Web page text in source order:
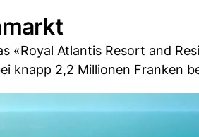
«Royal Atlantis Resort and
knapp 2,2 Millionen Franken